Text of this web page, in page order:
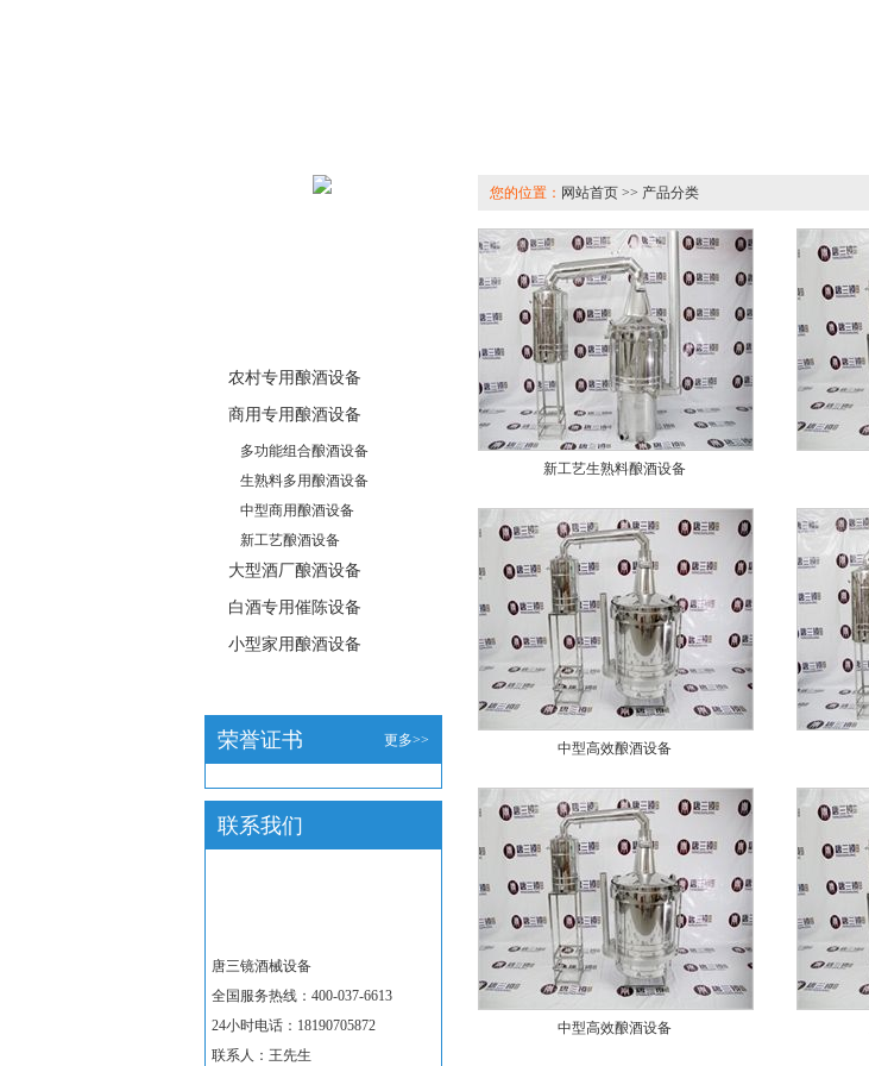
农村专用酿酒设备
商用专用酿酒设备
多功能组合酿酒设备
生熟料多用酿酒设备
中型商用酿酒设备
新工艺酿酒设备
大型酒厂酿酒设备
白酒专用催陈设备
小型家用酿酒设备
更多>>
荣誉证书
联系我们
唐三镜酒械设备
全国服务热线：400-037-6613
24小时电话：18190705872
联系人：王先生
您的位置： 网站首页 >> 产品分类
新工艺生熟料酿酒设备
中型高效酿酒设备
中型高效酿酒设备